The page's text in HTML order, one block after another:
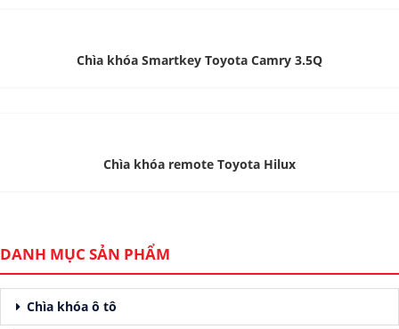
Chìa khóa Smartkey Toyota Camry 3.5Q
Chìa khóa remote Toyota Hilux
DANH MỤC SẢN PHẨM
Chìa khóa ô tô